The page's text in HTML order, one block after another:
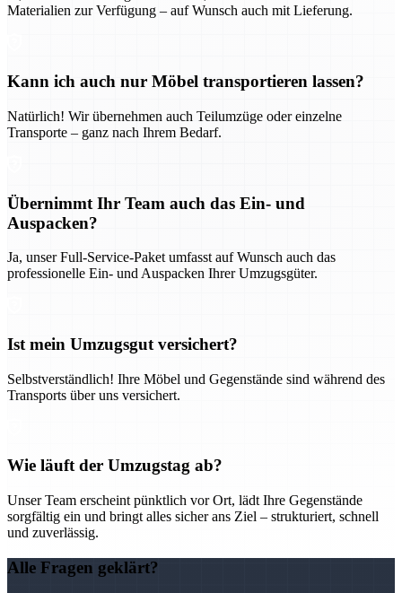
Materialien zur Verfügung – auf Wunsch auch mit Lieferung.
Kann ich auch nur Möbel transportieren lassen?
Natürlich! Wir übernehmen auch Teilumzüge oder einzelne
Transporte – ganz nach Ihrem Bedarf.
Übernimmt Ihr Team auch das Ein- und
Auspacken?
Ja, unser Full-Service-Paket umfasst auf Wunsch auch das
professionelle Ein- und Auspacken Ihrer Umzugsgüter.
Ist mein Umzugsgut versichert?
Selbstverständlich! Ihre Möbel und Gegenstände sind während des
Transports über uns versichert.
Wie läuft der Umzugstag ab?
Unser Team erscheint pünktlich vor Ort, lädt Ihre Gegenstände
sorgfältig ein und bringt alles sicher ans Ziel – strukturiert, schnell
und zuverlässig.
Alle Fragen geklärt?